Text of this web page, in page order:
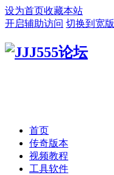
设为首页收藏本站
开启辅助访问 切换到宽版
首页
传奇版本
视频教程
工具软件